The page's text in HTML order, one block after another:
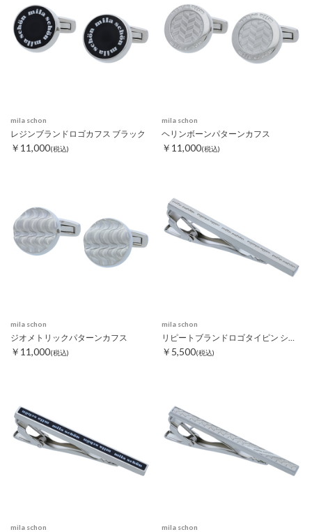
mila schon
レジンブランドロゴカフス ブラック
￥11,000(税込)
mila schon
ヘリンボーンパターンカフス
￥11,000(税込)
mila schon
ジオメトリックパターンカフス
￥11,000(税込)
mila schon
￥5,500(税込)
mila schon mila schon